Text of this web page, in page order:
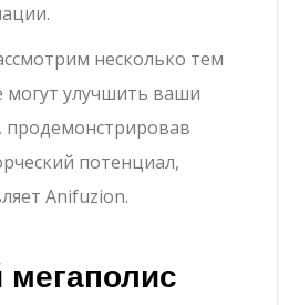
несколько тем
улучшить ваши
потенциал,
Anifuzion.